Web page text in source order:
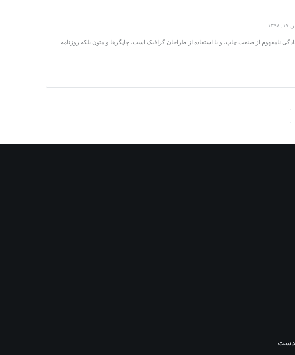
۱۳۹۸
نامفهوم از صنعت چاپ، و با استفاده از طراحان گرافیک است، چاپگرها و متون بلکه روزنامه